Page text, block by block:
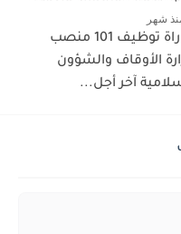
شهر
مباراة توظيف 101 منصب
الأوقاف والشؤون
آخر أجل...